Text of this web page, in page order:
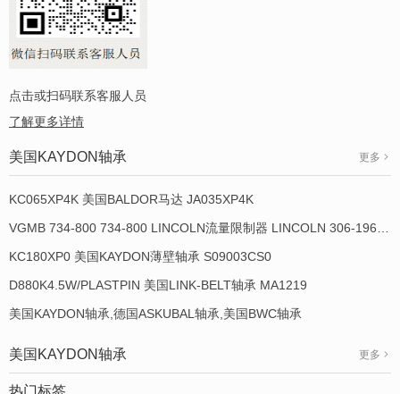
点击或扫码联系客服人员
了解更多详情
美国KAYDON轴承 更多
KC065XP4K 美国BALDOR马达 JA035XP4K
KC180XP0 美国KAYDON薄壁轴承 S09003CS0
D880K4.5W/PLASTPIN 美国LINK-BELT轴承 MA1219
美国KAYDON轴承,德国ASKUBAL轴承,美国BWC轴承
美国KAYDON轴承 更多
热门标签